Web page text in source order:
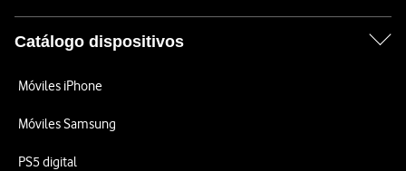
Catálogo dispositivos
Móviles iPhone
Móviles Samsung
PS5 digital